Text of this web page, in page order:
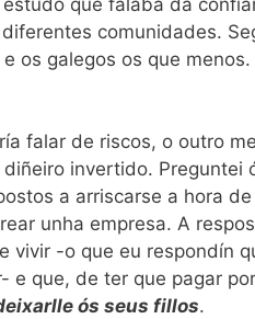
comunidades.
os galegos os que
falar de riscos, o outro
invertido. Preguntei
a arriscarse a hora
unha empresa. A
vivir -o que eu respondín
e que, de ter que pagar
ós seus fillos.